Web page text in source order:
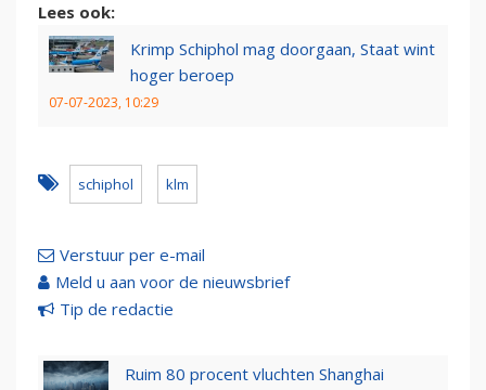
Lees ook:
Krimp Schiphol mag doorgaan, Staat wint
hoger beroep
07-07-2023, 10:29
schiphol klm
Verstuur per e-mail
Meld u aan voor de nieuwsbrief
Tip de redactie
Ruim 80 procent vluchten Shanghai